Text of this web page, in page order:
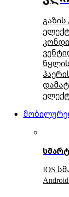
IOS